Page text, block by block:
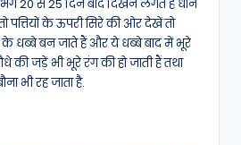
20 से 25 दिन बाद दिखने लगते हैं धान
पत्तियों के ऊपरी सिरे की ओर देखें तो
के धब्बे बन जाते हैं और ये धब्बे बाद में भूरे
की जड़ें भी भूरे रंग की हो जाती हैं तथा
भी रह जाता है.